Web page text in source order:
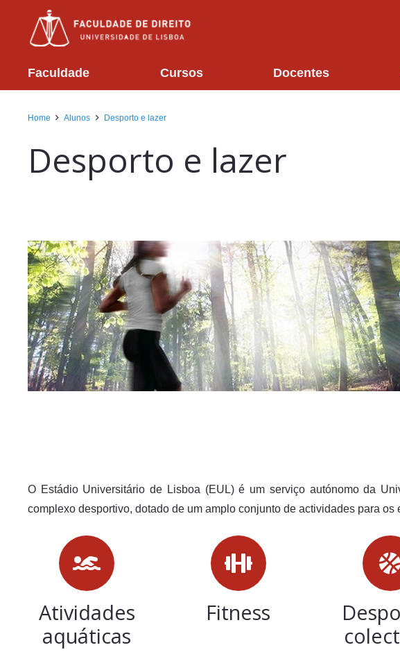
Faculdade Cursos Docentes
Home Alunos Desporto e lazer
Desporto e lazer
O Estádio Universitário de Lisboa (EUL) é um serviço autónomo da
complexo desportivo, dotado de um amplo conjunto de actividades para
Atividades
aquáticas
Fitness